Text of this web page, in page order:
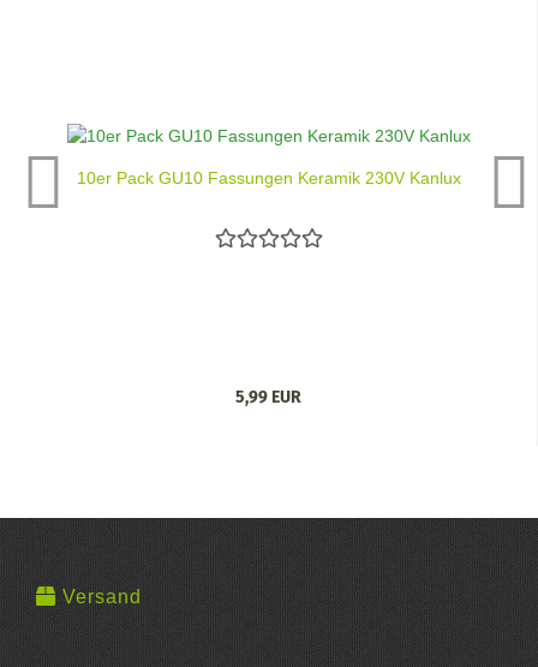
10er Pack GU10 Fassungen Keramik 230V Kanlux
5,99 EUR
Versand